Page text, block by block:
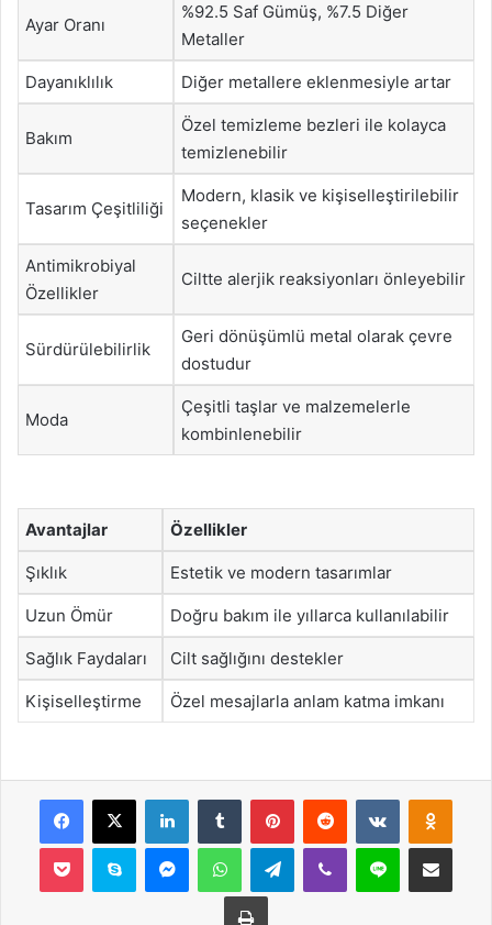
Ayar Oranı
%92.5 Saf Gümüş, %7.5 Diğer
Metaller
Dayanıklılık Diğer metallere eklenmesiyle artar
Bakım
Özel temizleme bezleri ile kolayca
temizlenebilir
Tasarım Çeşitliliği
Modern, klasik ve kişiselleştirilebilir
seçenekler
Antimikrobiyal
Özellikler
Ciltte alerjik reaksiyonları önleyebilir
Sürdürülebilirlik
Geri dönüşümlü metal olarak çevre
dostudur
Moda
Çeşitli taşlar ve malzemelerle
kombinlenebilir
Avantajlar Özellikler
Şıklık Estetik ve modern tasarımlar
Uzun Ömür Doğru bakım ile yıllarca kullanılabilir
Sağlık Faydaları Cilt sağlığını destekler
Kişiselleştirme Özel mesajlarla anlam katma imkanı
Facebook
X LinkedInTumblr PinterestReddit VKontakte
Pocket Skype MessengerWhatsAppTelegramViber Line E-Posta ile
Yazdır